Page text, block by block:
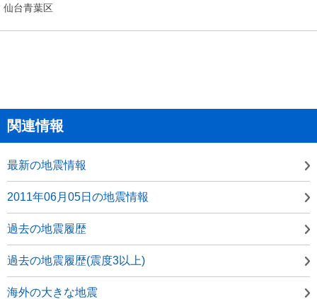
仙台青葉区
関連情報
最新の地震情報
2011年06月05日の地震情報
過去の地震履歴
過去の地震履歴(震度3以上)
海外の大きな地震